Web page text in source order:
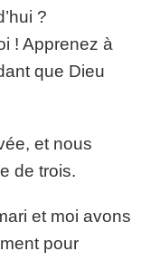
?
! Apprenez à
que Dieu
et nous
de trois.
et moi avons
pour